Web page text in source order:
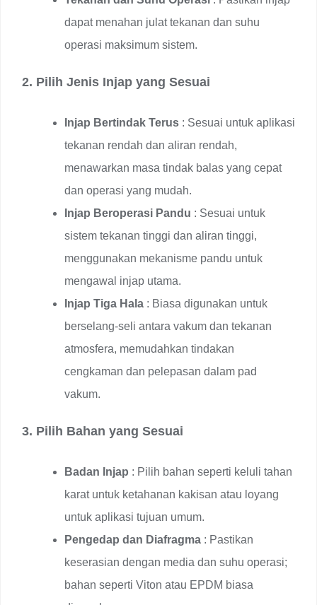
dapat menahan julat tekanan dan suhu
operasi maksimum sistem.
2. Pilih Jenis Injap yang Sesuai
Injap Bertindak Terus : Sesuai untuk aplikasi
tekanan rendah dan aliran rendah,
menawarkan masa tindak balas yang cepat
dan operasi yang mudah.
Injap Beroperasi Pandu : Sesuai untuk
sistem tekanan tinggi dan aliran tinggi,
menggunakan mekanisme pandu untuk
mengawal injap utama.
Injap Tiga Hala : Biasa digunakan untuk
berselang-seli antara vakum dan tekanan
atmosfera, memudahkan tindakan
cengkaman dan pelepasan dalam pad
vakum.
3. Pilih Bahan yang Sesuai
Badan Injap : Pilih bahan seperti keluli tahan
karat untuk ketahanan kakisan atau loyang
untuk aplikasi tujuan umum.
Pengedap dan Diafragma : Pastikan
keserasian dengan media dan suhu operasi;
bahan seperti Viton atau EPDM biasa